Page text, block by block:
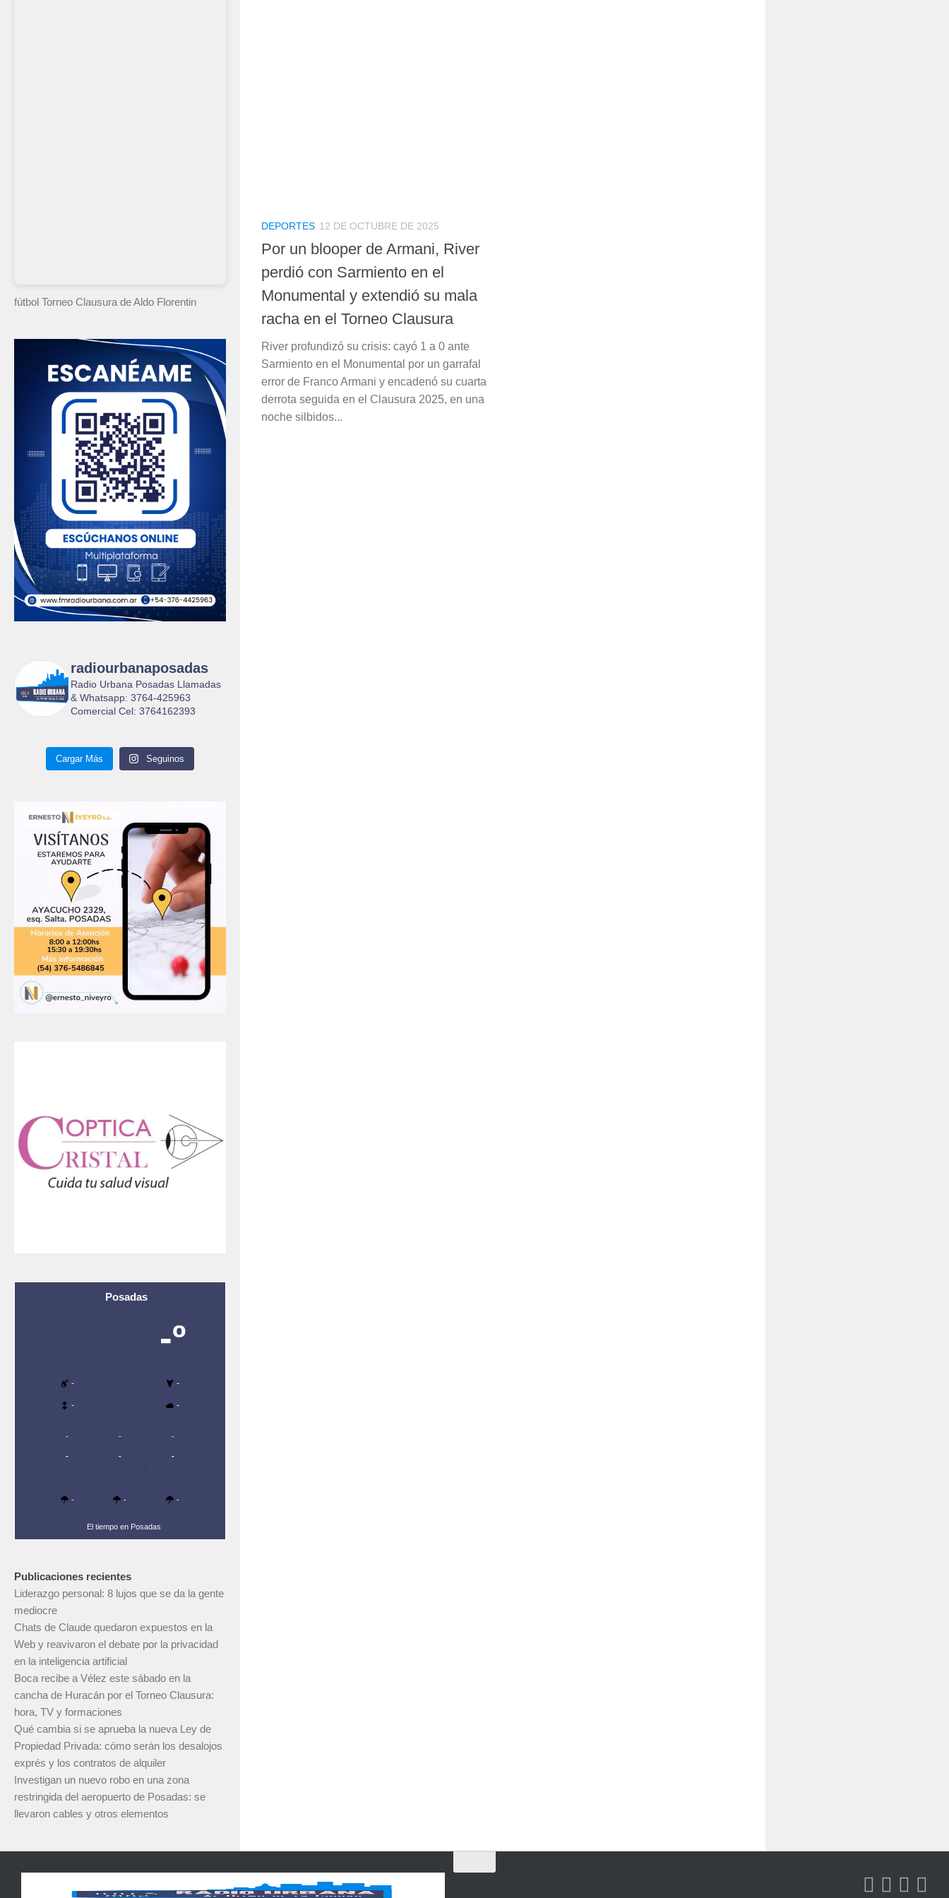
DEPORTES 12 DE OCTUBRE DE 2025
Por un blooper de Armani, River
perdió con Sarmiento en el
Monumental y extendió su mala
racha en el Torneo Clausura
River profundizó su crisis: cayó 1 a 0 ante
Sarmiento en el Monumental por un garrafal
error de Franco Armani y encadenó su cuarta
derrota seguida en el Clausura 2025, en una
noche silbidos...
fútbol Torneo Clausurade Aldo Florentin
radiourbanaposadas
Radio Urbana Posadas Llamadas
& Whatsapp: 3764-425963
Comercial Cel: 3764162393
Cargar Más Seguinos
Posadas
-º
- -
- -
-
-
-
-
-
-
-
-
-
El tiempo en Posadas
Publicaciones recientes
Liderazgo personal: 8 lujos que se da la gente
mediocre
Chats de Claude quedaron expuestos en la
Web y reavivaron el debate por la privacidad
en la inteligencia artificial
Boca recibe a Vélez este sábado en la
cancha de Huracán por el Torneo Clausura:
hora, TV y formaciones
Qué cambia si se aprueba la nueva Ley de
Propiedad Privada: cómo serán los desalojos
exprés y los contratos de alquiler
Investigan un nuevo robo en una zona
restringida del aeropuerto de Posadas: se
llevaron cables y otros elementos